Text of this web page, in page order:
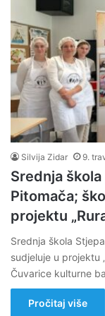
Silvija Zidar 9.
Srednja
Pitomača;
projektu
Srednja škola
sudjeluje u projektu
Čuvarice kulturne
Pročitaj više